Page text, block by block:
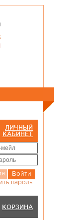
ЛИЧНЫЙ
КАБИНЕТ
Войти
пароль
КОРЗИНА